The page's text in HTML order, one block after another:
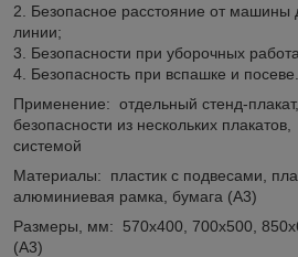
2. Безопасное расстояние от машины
линии;
3. Безопасности при уборочных
4. Безопасность при вспашке и посеве.
Применение: отдельный стенд-
безопасности из нескольких
системой
Материалы: пластик с подвесами,
алюминиевая рамка, бумага (А3)
Размеры, мм: 570х400, 700х500,
(А3)